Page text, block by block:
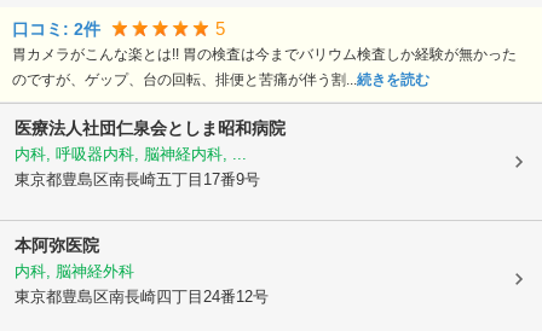
口コミ: 2件 5
胃カメラがこんな楽とは!! 胃の検査は今までバリウム検査しか経験が無かった
のですが、ゲップ、台の回転、排便と苦痛が伴う割...続きを読む
医療法人社団仁泉会としま昭和病院
内科, 呼吸器内科, 脳神経内科, ...
東京都豊島区南長崎五丁目17番9号
本阿弥医院
内科, 脳神経外科
東京都豊島区南長崎四丁目24番12号